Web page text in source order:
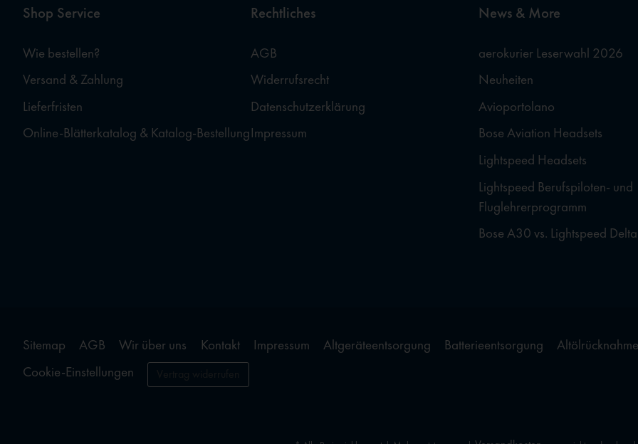
Shop Service
Wie bestellen?
Versand & Zahlung
Lieferfristen
Online-Blätterkatalog & Katalog-Bestellung
Rechtliches
AGB
Widerrufsrecht
Datenschutzerklärung
Impressum
News & More
aerokurier Leserwahl 2026
Neuheiten
Avioportolano
Bose Aviation Headsets
Lightspeed Headsets
Lightspeed Berufspiloten- und
Fluglehrerprogramm
Bose A30 vs. Lightspeed
Sitemap AGB Wir über uns Kontakt Impressum Altgeräteentsorgung Batterieentsorgung Altölrücknahme
Cookie-Einstellungen